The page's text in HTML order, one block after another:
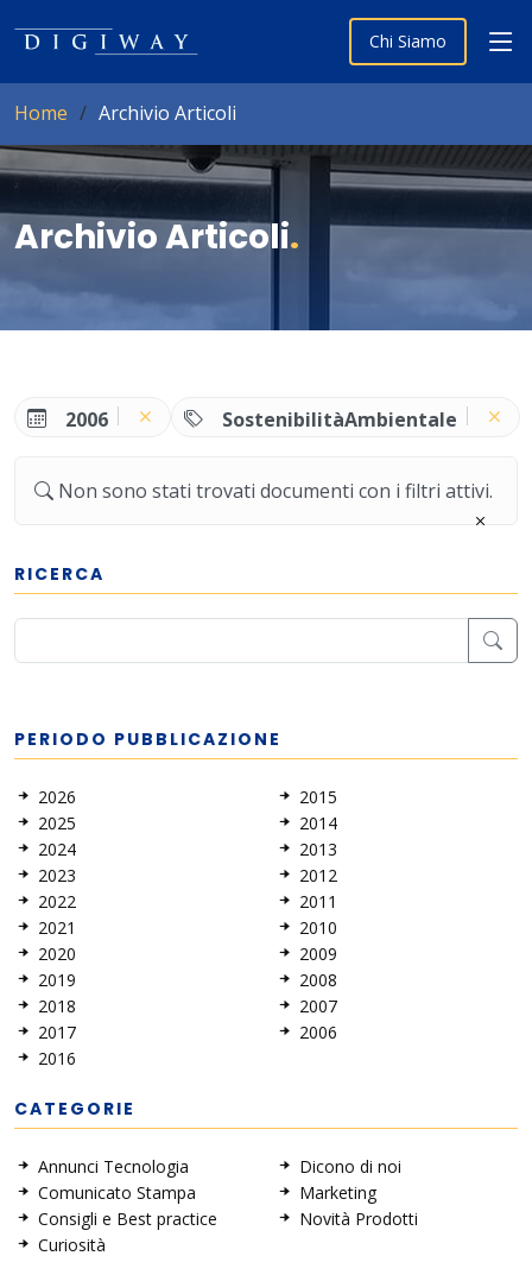
Chi Siamo
Home Archivio Articoli
Archivio Articoli.
2006 SostenibilitàAmbientale
Non sono stati trovati documenti con i filtri attivi.
RICERCA
PERIODO PUBBLICAZIONE
2026
2025
2024
2023
2022
2021
2020
2019
2018
2017
2016
2015
2014
2013
2012
2011
2010
2009
2008
2007
2006
CATEGORIE
Annunci Tecnologia
Comunicato Stampa
Consigli e Best practice
Curiosità
Dicono di noi
Marketing
Novità Prodotti